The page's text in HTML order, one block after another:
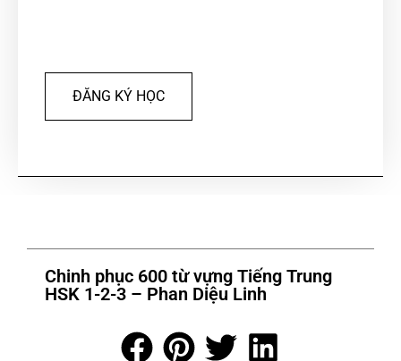
ĐĂNG KÝ HỌC
Chinh phục 600 từ vựng Tiếng Trung
HSK 1-2-3 – Phan Diệu Linh